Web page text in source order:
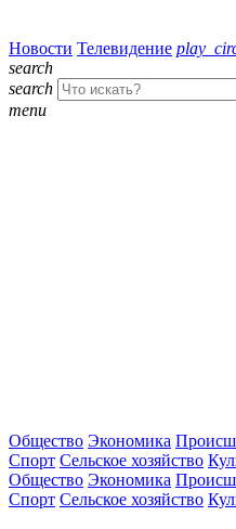
Новости Телевидение
search
search
menu
Общество Экономика
Спорт Сельское хозяйство
Общество Экономика
Спорт Сельское хозяйство